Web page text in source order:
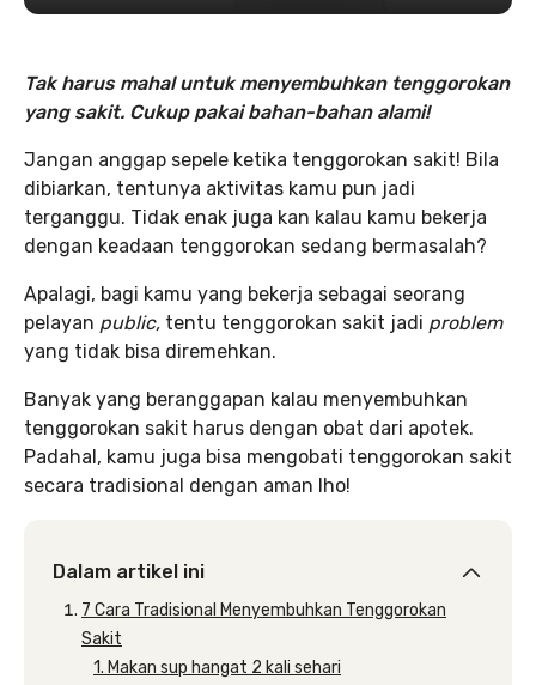
Tak harus mahal untuk menyembuhkan tenggorokan
yang sakit. Cukup pakai bahan-bahan alami!
Jangan anggap sepele ketika tenggorokan sakit! Bila
dibiarkan, tentunya aktivitas kamu pun jadi
terganggu. Tidak enak juga kan kalau kamu bekerja
dengan keadaan tenggorokan sedang bermasalah?
Apalagi, bagi kamu yang bekerja sebagai seorang
pelayan public, tentu tenggorokan sakit jadi problem
yang tidak bisa diremehkan.
Banyak yang beranggapan kalau menyembuhkan
tenggorokan sakit harus dengan obat dari apotek.
Padahal, kamu juga bisa mengobati tenggorokan sakit
secara tradisional dengan aman lho!
Dalam artikel ini
7 Cara Tradisional Menyembuhkan Tenggorokan
Sakit
1. Makan sup hangat 2 kali sehari